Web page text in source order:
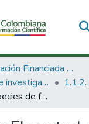
1. Investigación Financiada con Recursos Públicos
1.1 Productos de investigación
El control de especies de fusarium causante de pudrición basal en pitahaya amarilla Selenicereus megalanthus mediante el uso de bacterias ácidos lácticas con actividad anti-fúngica.